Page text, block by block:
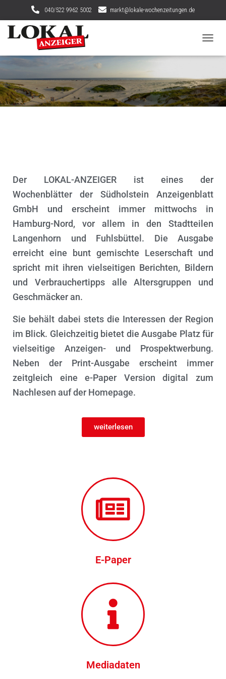
040/522 9962 5002 markt@lokale-wochenzeitungen.de
A
G
A
T
H
L
T
N
Der LOKAL-ANZEIGER ist eines der
Wochenblätter der Südholstein Anzeigenblatt
GmbH und erscheint immer mittwochs in
Hamburg-Nord, vor allem in den Stadtteilen
Langenhorn und Fuhlsbüttel. Die Ausgabe
erreicht eine bunt gemischte Leserschaft und
spricht mit ihren vielseitigen Berichten, Bildern
und Verbrauchertipps alle Altersgruppen und
Geschmäcker an.
Sie behält dabei stets die Interessen der Region
im Blick. Gleichzeitig bietet die Ausgabe Platz für
vielseitige Anzeigen- und Prospektwerbung.
Neben der Print-Ausgabe erscheint immer
zeitgleich eine e-Paper Version digital zum
Nachlesen auf der Homepage.
weiterlesen
E-Paper
Mediadaten